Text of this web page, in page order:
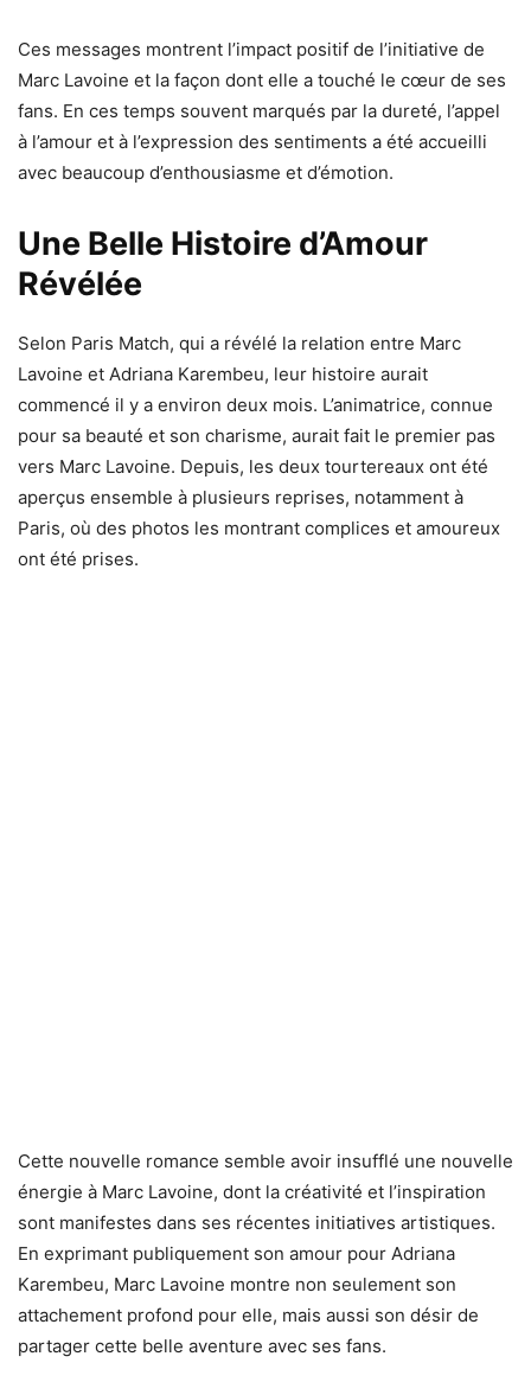
Ces messages montrent l’impact positif de l’initiative de
Marc Lavoine et la façon dont elle a touché le cœur de ses
fans. En ces temps souvent marqués par la dureté, l’appel
à l’amour et à l’expression des sentiments a été accueilli
avec beaucoup d’enthousiasme et d’émotion.
Une Belle Histoire d’Amour
Révélée
Selon Paris Match, qui a révélé la relation entre Marc
Lavoine et Adriana Karembeu, leur histoire aurait
commencé il y a environ deux mois. L’animatrice, connue
pour sa beauté et son charisme, aurait fait le premier pas
vers Marc Lavoine. Depuis, les deux tourtereaux ont été
aperçus ensemble à plusieurs reprises, notamment à
Paris, où des photos les montrant complices et amoureux
ont été prises.
Cette nouvelle romance semble avoir insufflé une nouvelle
énergie à Marc Lavoine, dont la créativité et l’inspiration
sont manifestes dans ses récentes initiatives artistiques.
En exprimant publiquement son amour pour Adriana
Karembeu, Marc Lavoine montre non seulement son
attachement profond pour elle, mais aussi son désir de
partager cette belle aventure avec ses fans.